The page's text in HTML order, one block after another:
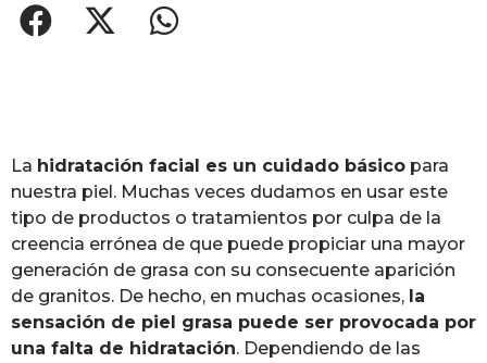
La hidratación facial es un cuidado básico para
nuestra piel. Muchas veces dudamos en usar este
tipo de productos o tratamientos por culpa de la
creencia errónea de que puede propiciar una mayor
generación de grasa con su consecuente aparición
de granitos. De hecho, en muchas ocasiones, la
sensación de piel grasa puede ser provocada por
una falta de hidratación. Dependiendo de las